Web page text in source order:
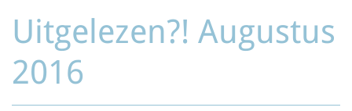
Uitgelezen?! Augustus
2016